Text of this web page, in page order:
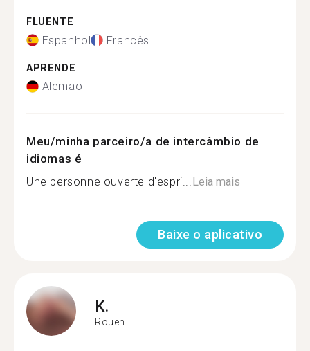
FLUENTE
Espanhol Francês
APRENDE
Alemão
Meu/minha parceiro/a de intercâmbio de
idiomas é
Une personne ouverte d'espri...Leia mais
Baixe o aplicativo
K.
Rouen